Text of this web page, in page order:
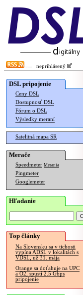
neprihlásený
DSL pripojenie
Ceny DSL
Dostupnosť DSL
Fórum o DSL
Výsledky meraní
Satelitná mapa SR
Merače
Speedmeter Merania
Pingmeter
Googlemeter
Hľadanie
Top články
Na Slovensku sa v tichosti
vypína ADSL v lokalitách s
VDSL, už 31. mája
Orange sa doťahuje na UPC
a O2, spustí 2.5 Gbps
pripojenie